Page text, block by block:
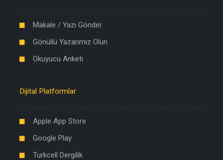
Makale / Yazı Gönder
Gönüllü Yazarımız Olun
Okuyucu Anketi
Dijital Platformlar
Apple App Store
Google Play
Turkcell Dergilik